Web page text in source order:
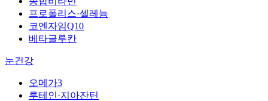
프로폴리스·셀레늄
코엔자임Q10
베타글루칸
눈건강
오메가3
루테인·지아잔틴